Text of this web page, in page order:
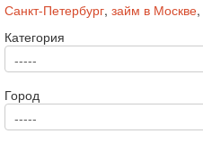
Санкт-Петербург, займ в Москве,
Категория
Город